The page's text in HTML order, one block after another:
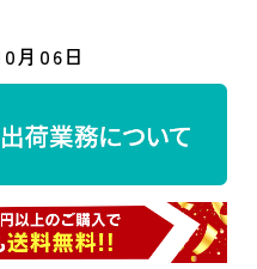
月06日